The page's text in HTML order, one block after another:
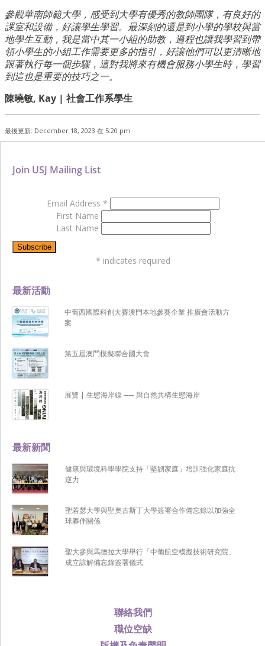
參觀華南師範大學，感受到大學有優秀的教師團隊，有良好的
課室和設備，好讓學生學習。最深刻的還是到小學的學校與當
地學生互動，我是當中其一小組的助教，過程也讓我學習到帶
領小學生的小組工作需要更多的指引，好讓他們可以更清晰地
跟著執行每一個步驟，這對我將來有機會服務小學生時，學習
到這也是重要的技巧之一。
陳曉敏, Kay | 社會工作系學生
最後更新: December 18, 2023 在 5:20 pm
聯絡我們
職位空缺
最新新聞
健康與環境科學學院支持「堅韌家庭」培訓強化家庭抗
逆力
聖若瑟大學與聖奧古斯丁大學簽署合作備忘錄以加強全
球夥伴關係
聖大參與馬德拉大學舉行「中葡航空模擬技術研究院」
成立諒解備忘錄簽署儀式
最新活動
中葡西國際科創大賽澳門本地參賽企業 推廣會活動方
案
第五屆澳門模擬聯合國大會
展覽 | 生態海岸線 ── 與自然共構生態海岸
Join USJ Mailing List
Email Address *
First Name
Last Name
* indicates required